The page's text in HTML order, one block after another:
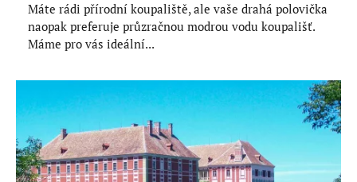
Máte rádi přírodní koupaliště, ale vaše drahá polovička
naopak preferuje průzračnou modrou vodu koupališť.
Máme pro vás ideální...